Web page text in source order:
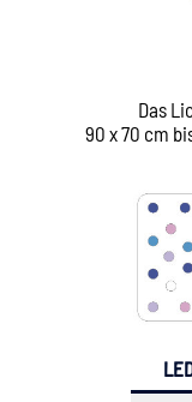
Das
90 x 70 cm